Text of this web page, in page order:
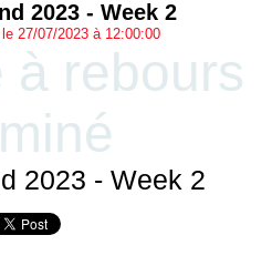
2023 - Week 2
27/07/2023 à 12:00:00
à rebours
2023 - Week 2